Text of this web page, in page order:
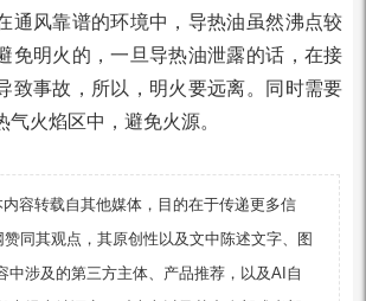
通风靠谱的环境中，导热油虽然沸点较
免明火的，一旦导热油泄露的话，在接
致事故，所以，明火要远离。同时需要
火焰区中，避免火源。
容转载自其他媒体，目的在于传递更多信
同其观点，其原创性以及文中陈述文字、图
中涉及的第三方主体、产品推荐，以及AI自